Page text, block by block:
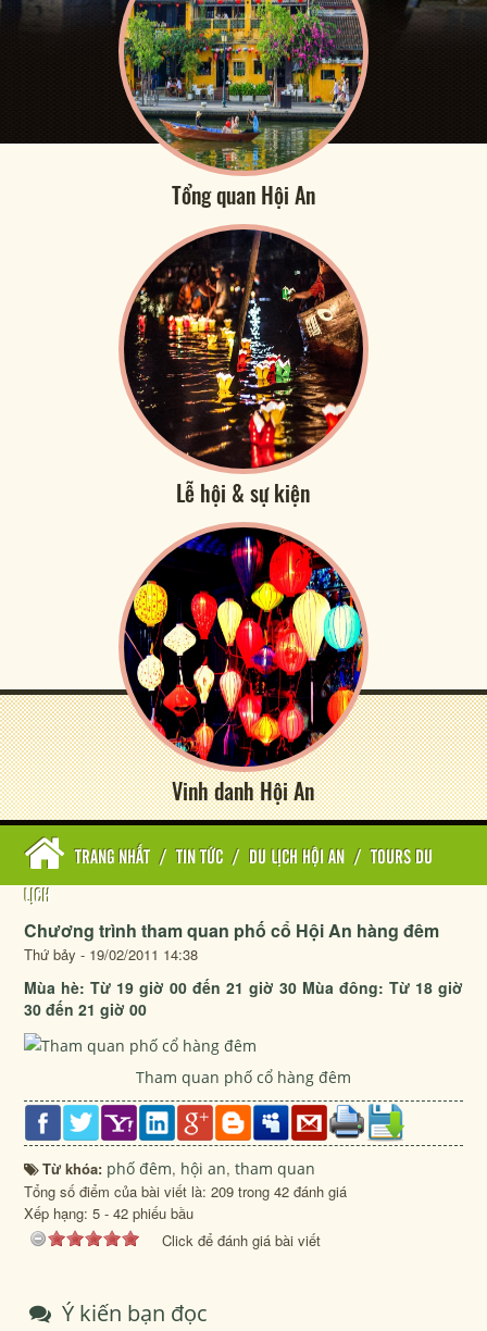
Tổng quan Hội An
Lễ hội & sự kiện
Vinh danh Hội An
TRANG NHẤT / TIN TỨC / DU LỊCH HỘI AN / TOURS DU
LỊCH
Chương trình tham quan phố cổ Hội An hàng đêm
Thứ bảy - 19/02/2011 14:38
Mùa hè: Từ 19 giờ 00 đến 21 giờ 30 Mùa đông: Từ 18 giờ
30 đến 21 giờ 00
Tham quan phố cổ hàng đêm
Từ khóa: phố đêm, hội an,tham quan
Tổng số điểm của bài viết là: 209 trong 42 đánh giá
Xếp hạng:5 -42 phiếu bầu
Click để đánh giá bài viết
Ý kiến bạn đọc